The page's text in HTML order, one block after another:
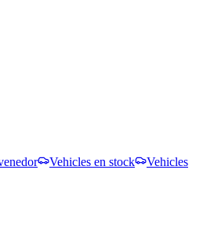
Vehicles en stock
Vehicles